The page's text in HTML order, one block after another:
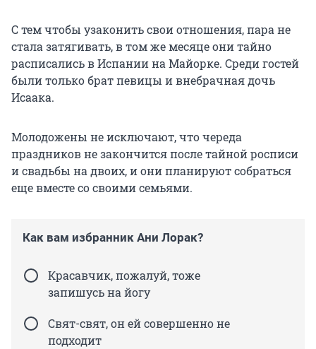
С тем чтобы узаконить свои отношения, пара не
стала затягивать, в том же месяце они тайно
расписались в Испании на Майорке. Среди гостей
были только брат певицы и внебрачная дочь
Исаака.
Молодожены не исключают, что череда
праздников не закончится после тайной росписи
и свадьбы на двоих, и они планируют собраться
еще вместе со своими семьями.
Как вам избранник Ани Лорак?
Красавчик, пожалуй, тоже
запишусь на йогу
Свят-свят, он ей совершенно не
подходит